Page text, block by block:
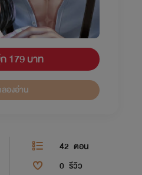
179 บาท
องอ่าน
42 ตอน
0 รีวิว